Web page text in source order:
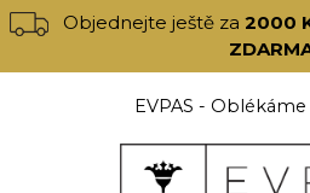
Objednejte ještě za2000
EVPAS - Oblékáme